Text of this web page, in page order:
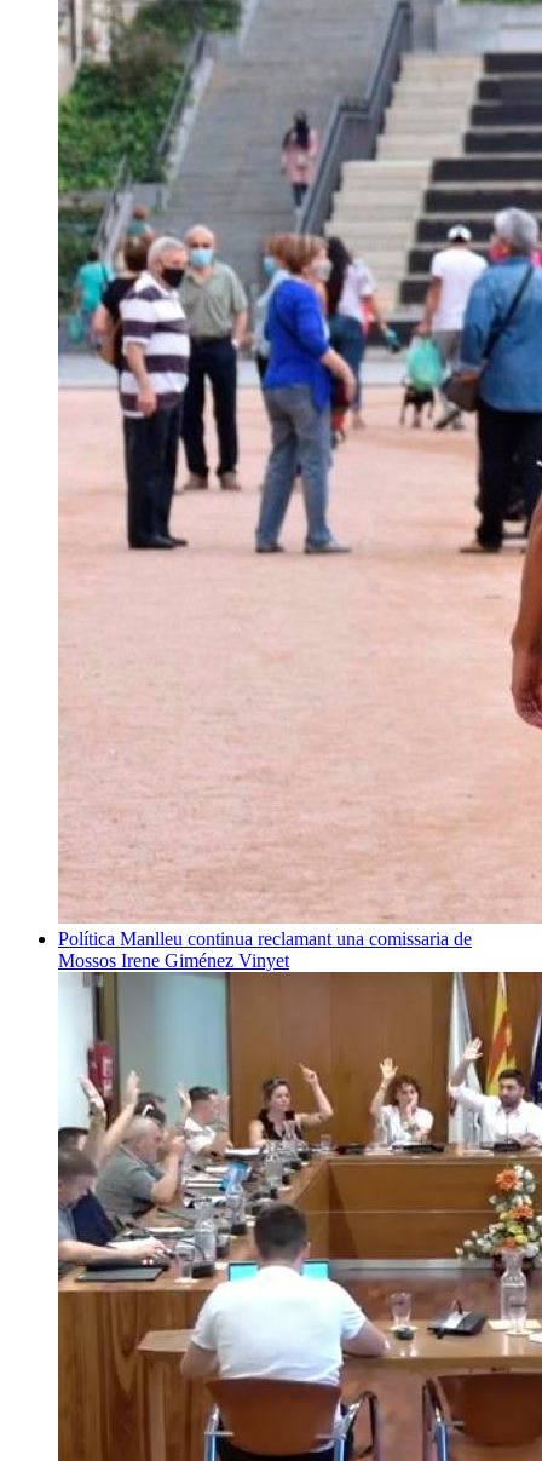
Política Manlleu continua reclamant una comissaria de
Mossos Irene Giménez Vinyet